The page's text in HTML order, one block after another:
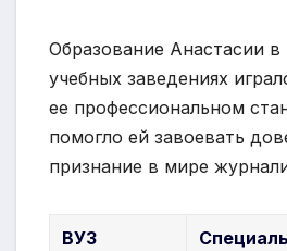
Образование Анастасии
учебных заведениях
ее профессиональном
помогло ей завоевать
признание в мире
ВУЗ